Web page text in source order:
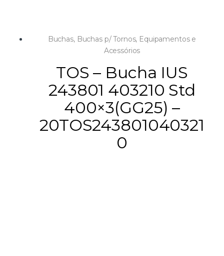
Buchas, Buchas p/ Tornos, Equipamentos e
Acessórios
TOS – Bucha IUS
243801 403210 Std
400×3(GG25) –
20TOS243801040321
0